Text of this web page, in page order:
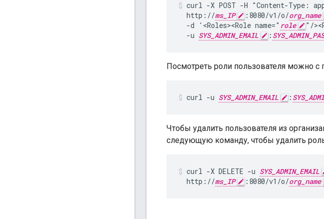
curl -X POST -H "Content-Type:
  http://
ms_IP :8080/v1/o/org_name
  -d '<Roles><Role name="
role
"/
  -u
SYS_ADMIN_EMAIL :
Посмотреть роли пользователя можно
curl -u SYS_ADMIN_EMAIL :
Чтобы удалить пользователя из
следующую команду, чтобы удалить
curl -X DELETE -u SYS_ADMIN_EMAIL
  http://
ms_IP :8080/v1/o/org_name